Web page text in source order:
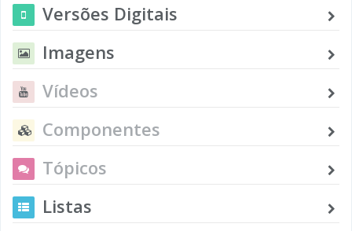
Versões Digitais
Imagens
Vídeos
Componentes
Tópicos
Listas